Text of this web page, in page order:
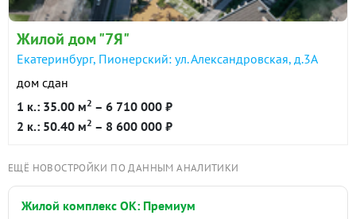
Жилой дом "7Я"
Екатеринбург, Пионерский: ул. Александровская, д.3А
дом сдан
1 к.: 35.00 м2 – 6 710 000 ₽
2 к.: 50.40 м2 – 8 600 000 ₽
ЕЩЁ НОВОСТРОЙКИ ПО ДАННЫМ АНАЛИТИКИ
Жилой комплекс ОК: Премиум